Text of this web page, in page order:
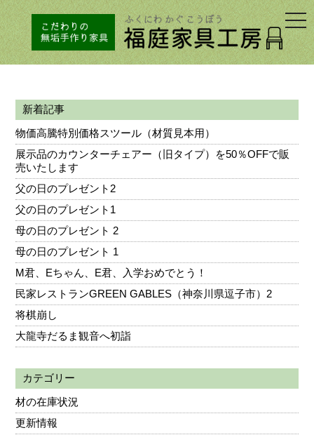
新着記事
物価高騰特別価格スツール（材質見本用）
展示品のカウンターチェアー（旧タイプ）を50％OFFで販
売いたします
父の日のプレゼント2
父の日のプレゼント1
母の日のプレゼント 2
母の日のプレゼント 1
M君、Eちゃん、E君、入学おめでとう！
民家レストランGREEN GABLES（神奈川県逗子市）2
将棋崩し
大龍寺だるま観音へ初詣
カテゴリー
材の在庫状況
更新情報